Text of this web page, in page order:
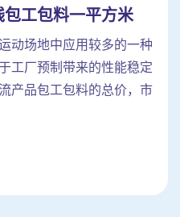
工包料一平方米
动场地中应用较多的一种
工厂预制带来的性能稳定
产品包工包料的总价，市